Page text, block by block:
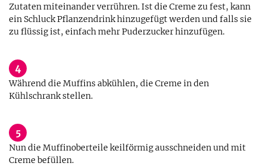
Zutaten miteinander verrühren. Ist die Creme zu fest, kann
ein Schluck Pflanzendrink hinzugefügt werden und falls sie
zu flüssig ist, einfach mehr Puderzucker hinzufügen.
4
Während die Muffins abkühlen, die Creme in den
Kühlschrank stellen.
5
Nun die Muffinoberteile keilförmig ausschneiden und mit
Creme befüllen.